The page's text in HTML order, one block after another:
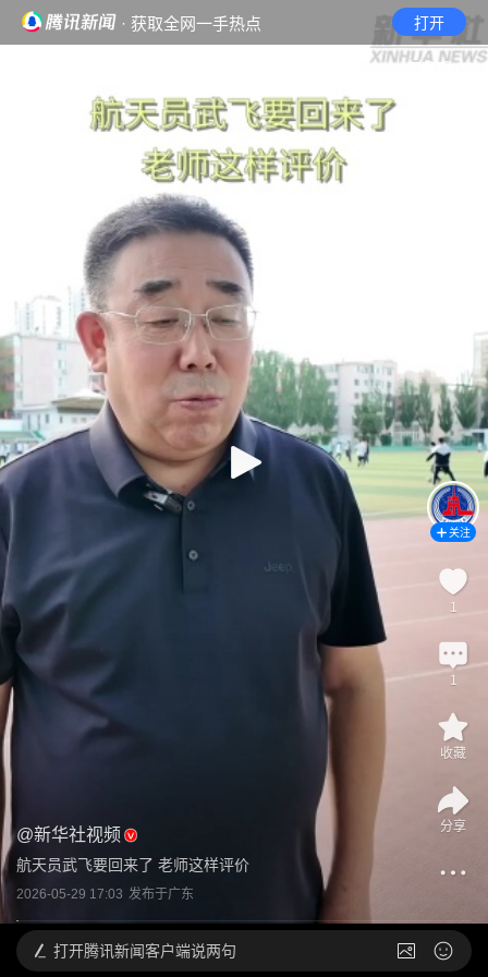
· 获取全网一手热点 打开
@新华社视频
航天员武飞要回来了 老师这样评价
2026-05-29 17:03 发布于广东
关注
1
1
收藏
分享
打开腾讯新闻客户端说两句